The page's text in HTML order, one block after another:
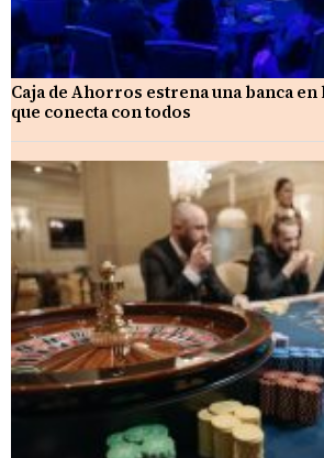
Caja de Ahorros estrena una banca
que conecta con todos